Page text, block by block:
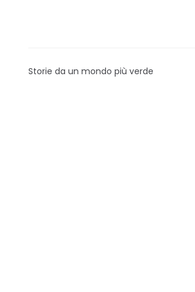
Storie da un mondo più verde